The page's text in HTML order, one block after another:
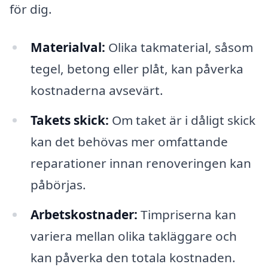
för dig.
Materialval: Olika takmaterial, såsom
tegel, betong eller plåt, kan påverka
kostnaderna avsevärt.
Takets skick: Om taket är i dåligt skick
kan det behövas mer omfattande
reparationer innan renoveringen kan
påbörjas.
Arbetskostnader: Timpriserna kan
variera mellan olika takläggare och
kan påverka den totala kostnaden.